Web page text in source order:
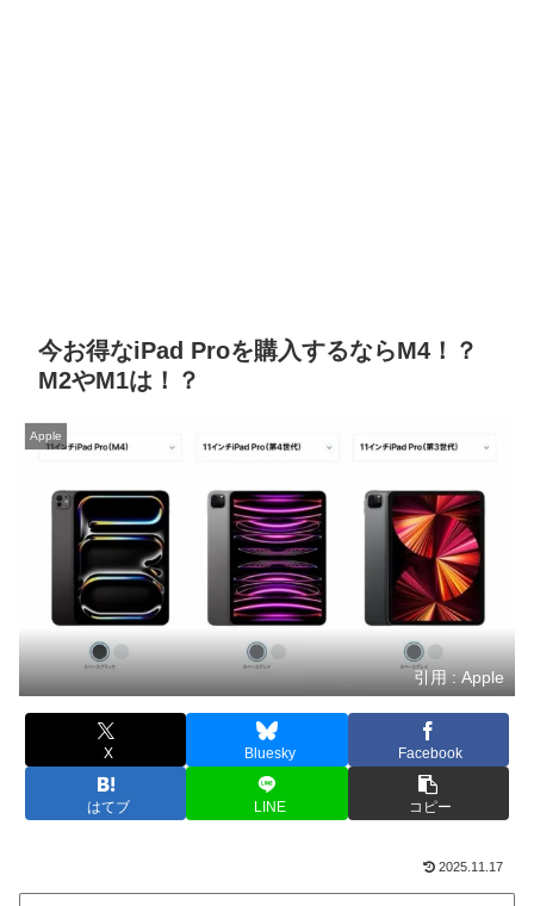
今お得なiPad Proを購入するならM4！？
M2やM1は！？
Apple
引用 : Apple
X Bluesky Facebook
はてブ LINE コピー
2025.11.17